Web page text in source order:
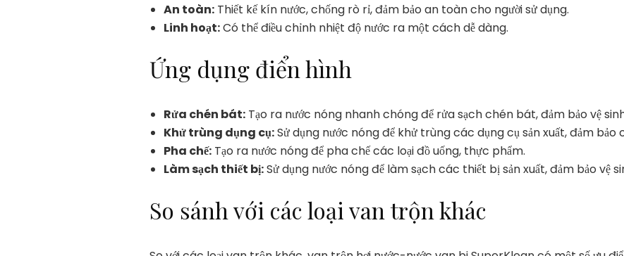
An toàn: Thiết kế kín nước, chống rò rỉ, đảm bảo an toàn cho người sử dụng.
Linh hoạt:Có thể điều chỉnh nhiệt độ nước ra một cách dễ dàng.
Ứng dụng điển hình
Rửa chén bát: Tạo ra nước nóng nhanh chóng để rửa sạch chén bát, đảm bảo vệ
Khử trùng dụng cụ:Sử dụng nước nóng để khử trùng các dụng cụ sản xuất, đảm bảo
Pha chế: Tạo ra nước nóng để pha chế các loại đồ uống, thực phẩm.
Làm sạch thiết bị:Sử dụng nước nóng để làm sạch các thiết bị sản xuất, đảm bảo vệ
So sánh với các loại van trộn khác